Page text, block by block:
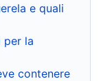
e quali
per la
contenere